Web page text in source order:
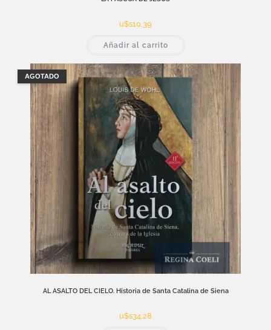
u$s10,39
Añadir al carrito
AGOTADO
AL ASALTO DEL CIELO. Historia de Santa Catalina de Siena
u$s34,28